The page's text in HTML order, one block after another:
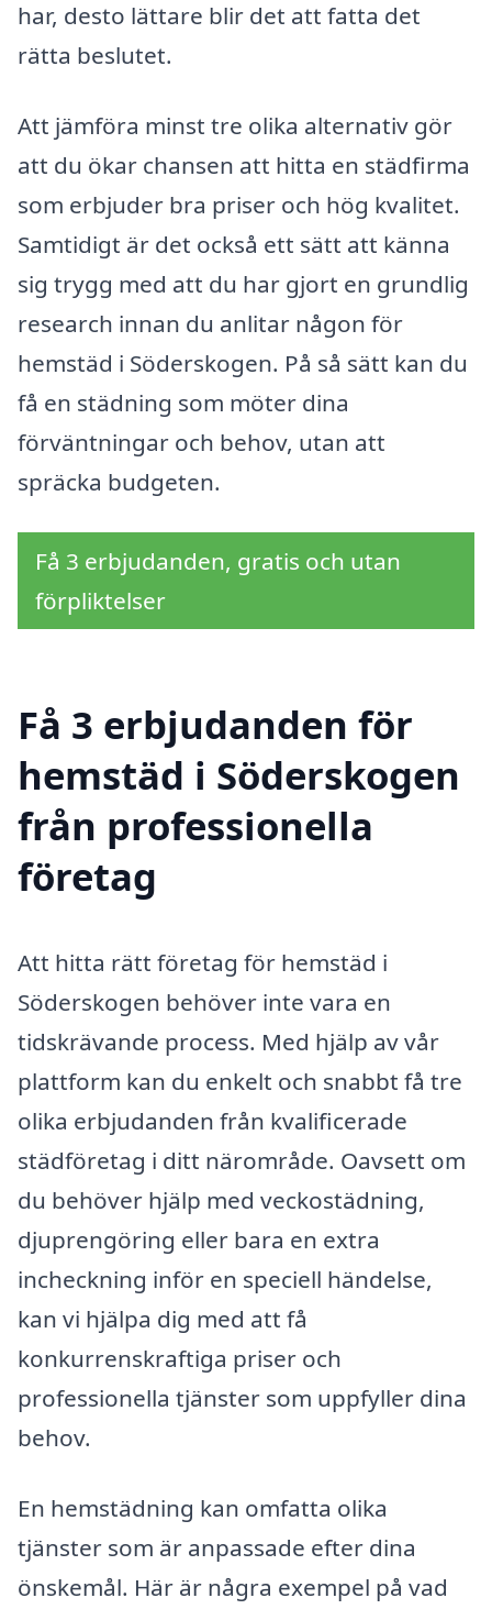
har, desto lättare blir det att fatta det
rätta beslutet.
Att jämföra minst tre olika alternativ gör
att du ökar chansen att hitta en städfirma
som erbjuder bra priser och hög kvalitet.
Samtidigt är det också ett sätt att känna
sig trygg med att du har gjort en grundlig
research innan du anlitar någon för
hemstäd i Söderskogen. På så sätt kan du
få en städning som möter dina
förväntningar och behov, utan att
spräcka budgeten.
Få 3 erbjudanden, gratis och utan
förpliktelser
Få 3 erbjudanden för
hemstäd i Söderskogen
från professionella
företag
Att hitta rätt företag för hemstäd i
Söderskogen behöver inte vara en
tidskrävande process. Med hjälp av vår
plattform kan du enkelt och snabbt få tre
olika erbjudanden från kvalificerade
städföretag i ditt närområde. Oavsett om
du behöver hjälp med veckostädning,
djuprengöring eller bara en extra
incheckning inför en speciell händelse,
kan vi hjälpa dig med att få
konkurrenskraftiga priser och
professionella tjänster som uppfyller dina
behov.
En hemstädning kan omfatta olika
tjänster som är anpassade efter dina
önskemål. Här är några exempel på vad